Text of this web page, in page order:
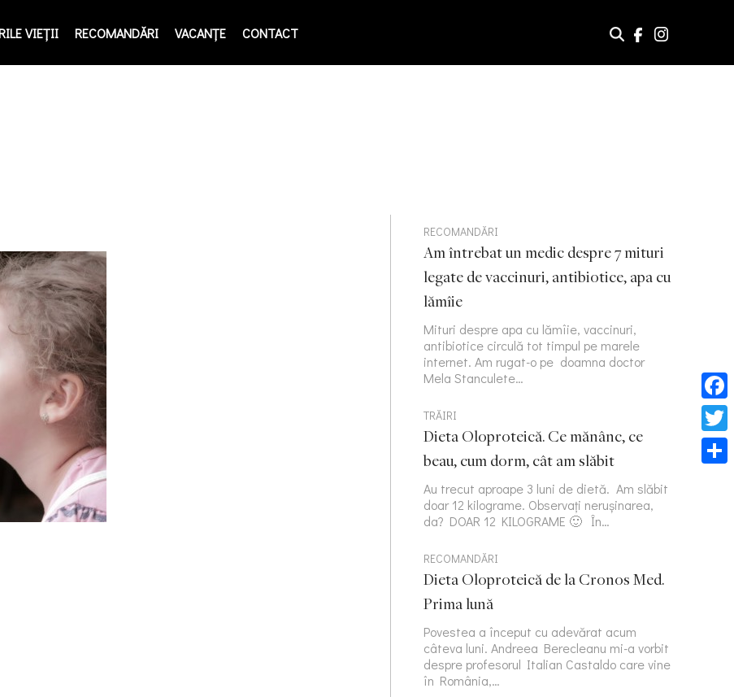
VIEŢII RECOMANDĂRI VACANȚE CONTACT
RECOMANDĂRI
Am întrebat un medic despre 7 mituri
legate de vaccinuri, antibiotice, apa cu
lămîie
Mituri despre apa cu lămîie, vaccinuri,
antibiotice circulă tot timpul pe marele
internet. Am rugat-o pe doamna doctor
Mela Stanculete…
TRĂIRI
Dieta Oloproteică. Ce mănânc, ce
beau, cum dorm, cât am slăbit
Au trecut aproape 3 luni de dietă. Am slăbit
doar 12 kilograme. Observați nerușinarea,
da? DOAR 12 KILOGRAME 🙂 În…
RECOMANDĂRI
Dieta Oloproteică de la Cronos Med.
Prima lună
Povestea a început cu adevărat acum
câteva luni. Andreea Berecleanu mi-a vorbit
despre profesorul Italian Castaldo care vine
în România,…